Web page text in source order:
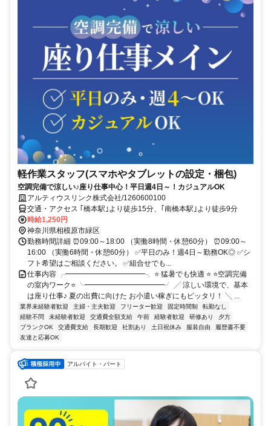
軽作業スタッフ(スマホやタブレットの設定・梱包)
空調完備で涼しい♪座り仕事中心！平日週4日～！カジュアルOK
アルティウスリンク株式会社/1260600100
交通・アクセス ｢橋本駅｣より徒歩15分、｢南橋本駅｣より徒歩9分
時給1,250円
神奈川県相模原市緑区
勤務時間詳細 ⏰09:00～18:00 （実働8時間・休憩60分） ⏰09:00～
16:00 （実働6時間・休憩60分） ✅平日のみ！週4日～勤務OK◎ ✅シ
フト希望はご相談ください。 ✅組合せでも...
仕事内容 ╭━━━━━━━━━━━╮ ⭐ 猛暑でも快適 ⭐ ⭐空調完備
の室内ワーク⭐ ╰━━━━━━━━━━━╯ ╱ 涼しい環境で、基本
は座り仕事♪ 夏の出費に向けた お小遣い稼ぎにもピッタリ！ ╲ ...
業界未経験者歓迎 主婦・主夫歓迎 フリーター歓迎 固定時間制
転勤なし
経験不問
未経験者歓迎 交通費全額支給 午前 経験者歓迎 研修あり
夕方
ブランクOK
交通費支給 長期歓迎 社割あり 土日祝休み 服装自由
履歴書不要
友達と応募OK
アルバイト・パート